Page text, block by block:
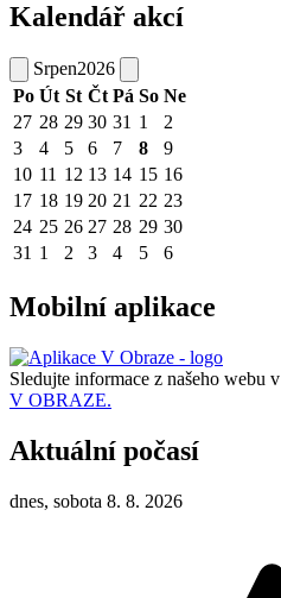
Kalendář akcí
Srpen2026
Po Út St Čt Pá So Ne
27 28 29 30 31 1
2
3
4 5 6 7 8
9
10 11 12 13 14 15 16
17 18 19 20 21 22 23
24 25 26 27 28 29 30
31 1 2 3 4 5 6
Mobilní aplikace
Sledujte informace z našeho webu v
V OBRAZE.
Aktuální počasí
dnes, sobota 8. 8. 2026